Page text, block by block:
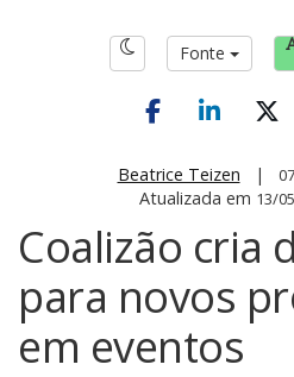
Fonte
Beatrice Teizen |
Atualizada em 13/
Coalizão cria
para novos
em eventos